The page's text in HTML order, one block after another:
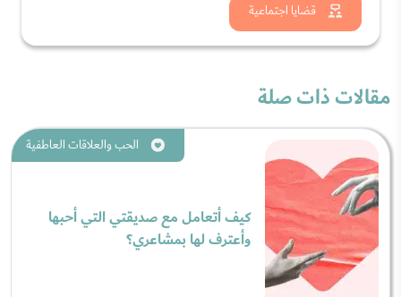
قضايا اجتماعية
شاهد الان
مقالات ذات صلة
الحب والعلاقات العاطفية
كيف أتعامل مع صديقتي التي أحبها
وأعترف لها بمشاعري؟